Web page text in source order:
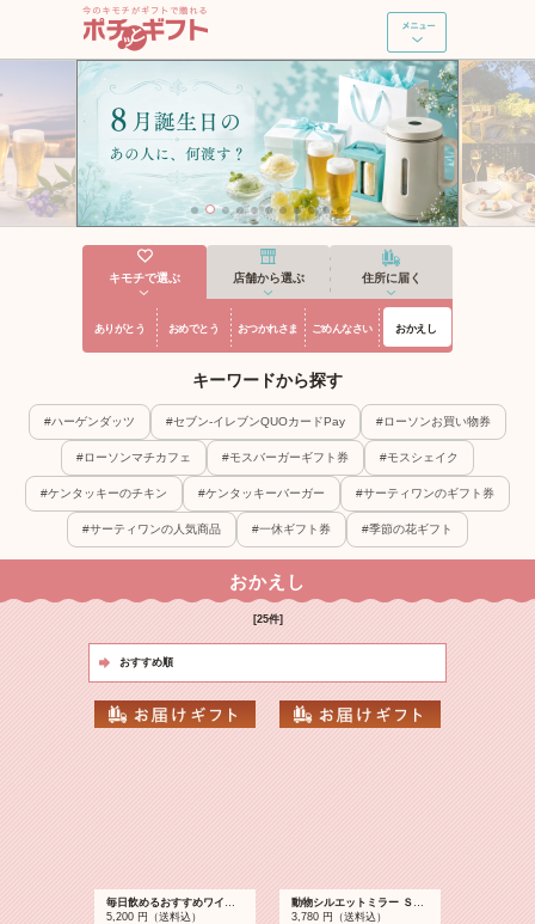
新規登録・ログイン
ギフトを探す
ポチッとギフトとは
よくあるご質問
使い方ガイド
キモチで選ぶ
キモチで選ぶ 店舗から選ぶ 住所に届く
ありがとう おめでとう おつかれさま ごめんなさい おかえし
キーワードから探す
#ハーゲンダッツ #セブン-イレブンQUOカードPay #ローソンお買い物券
#ローソンマチカフェ #モスバーガーギフト券 #モスシェイク
#ケンタッキーのチキン #ケンタッキーバーガー #サーティワンのギフト券
#サーティワンの人気商品 #一休ギフト券 #季節の花ギフト
おかえし
[25件]
毎日飲めるおすすめワイン 赤＆白 飲み比べセット(750ml×6本)
5,200 円（送料込）
動物シルエットミラー Ｓサイズ お仕立券
3,780 円（送料込）